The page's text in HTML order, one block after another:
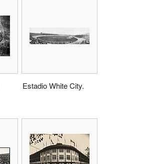
Estadio White City.